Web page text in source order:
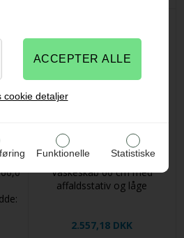
Funktionelle Statistiske
cookie detaljer
i
Multi-Living 2 skuffelook -
Vaskeskab 60 cm med
affaldsstativ og låge
2.557,18 DKK